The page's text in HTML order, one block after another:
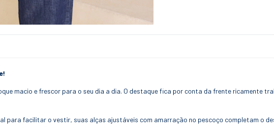
macio e frescor para o seu dia a dia. O destaque fica por conta da frente ricamente
para facilitar o vestir, suas alças ajustáveis com amarração no pescoço completam o